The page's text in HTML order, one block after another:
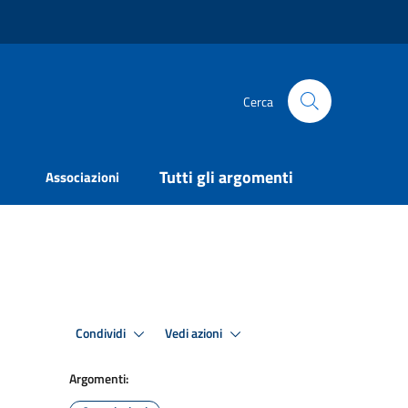
Cerca
Associazioni Tutti gli argomenti
Condividi Vedi azioni
Argomenti: